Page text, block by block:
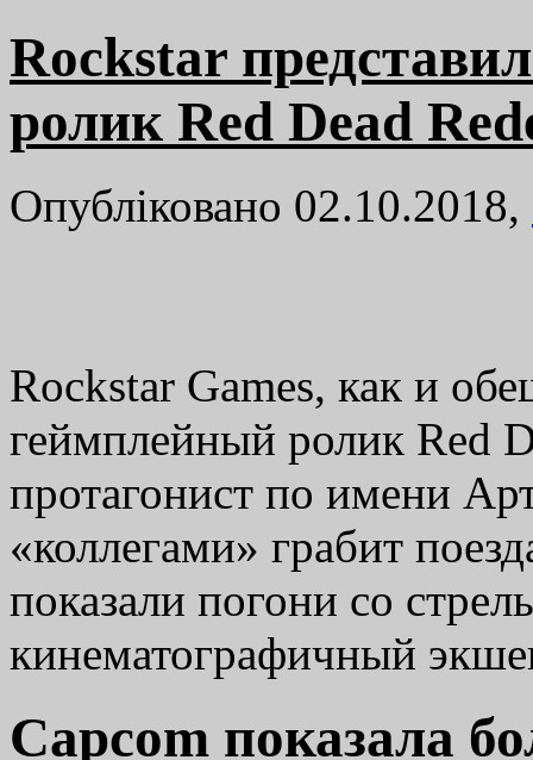
Rockstar
ролик Red Dead
Опубліковано 02.10.2018,
Rockstar Games, как и
геймплейный ролик Red
протагонист по имени
«коллегами» грабит
показали погони со
кинематографичный
Capcom показала